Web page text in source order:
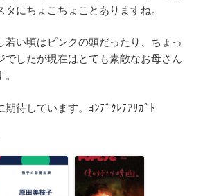
にちょこちょことありますね。
若い頃はピンクの頭だったり、ちょっ
でしたが現在はとても素敵なお母さん
期待しています。ﾖﾝﾃﾞｸﾚﾃｱﾘｶﾞﾄ